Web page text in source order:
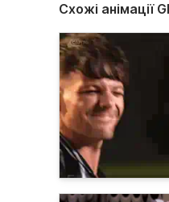
Схожі анімації